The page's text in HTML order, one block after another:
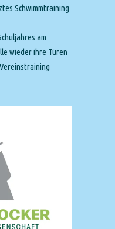
Schwimmtraining
am
wieder ihre Türen